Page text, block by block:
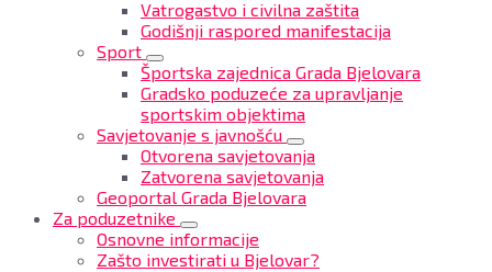
Vatrogastvo i civilna zaštita
Godišnji raspored manifestacija
Sport
Športska zajednica Grada Bjelovara
Gradsko poduzeće za upravljanje
sportskim objektima
Savjetovanje s javnošću
Otvorena savjetovanja
Zatvorena savjetovanja
Geoportal Grada Bjelovara
Za poduzetnike
Osnovne informacije
Zašto investirati u Bjelovar?